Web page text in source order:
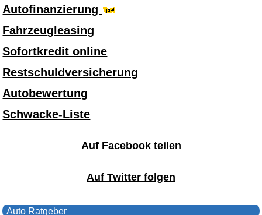
Autofinanzierung
Fahrzeugleasing
Sofortkredit online
Restschuldversicherung
Autobewertung
Schwacke-Liste
Auf Facebook teilen
Auf Twitter folgen
Auto Ratgeber